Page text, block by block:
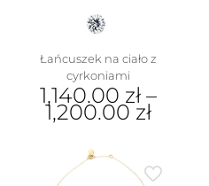
Łańcuszek na ciało z
cyrkoniami
1,140.00 zł –
1,200.00 zł
produkt